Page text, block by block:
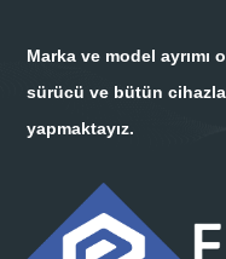
Marka ve model ayrımı
sürücü ve bütün
yapmaktayız.